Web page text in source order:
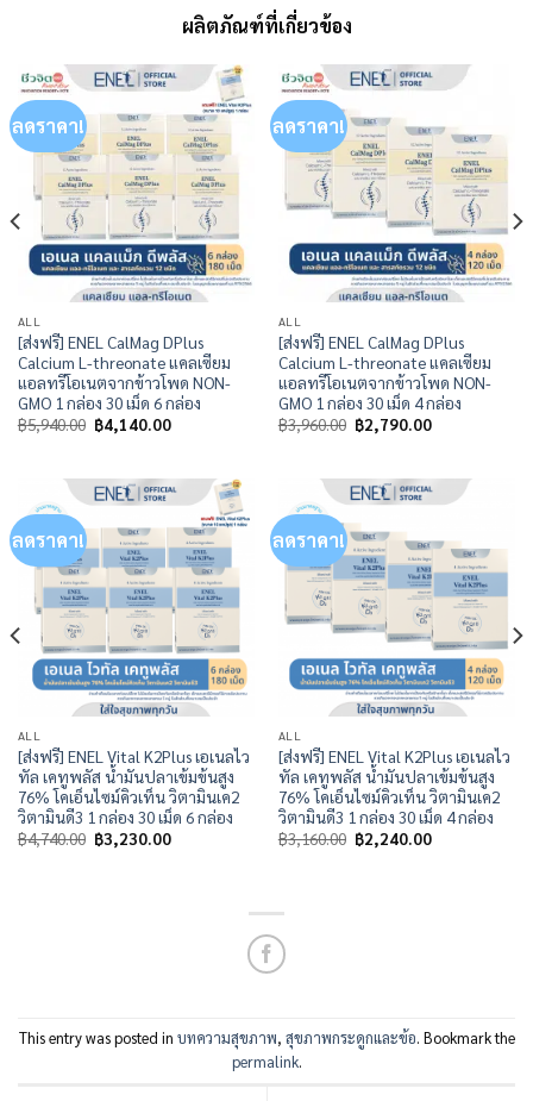
ผลิตภัณฑ์ที่เกี่ยวข้อง
ลดราคา!
ALL
[ส่งฟรี] ENEL CalMag DPlus
Calcium L-threonate แคลเซียม
แอลทรีโอเนตจากข้าวโพด NON-
GMO 1 กล่อง 30 เม็ด 6 กล่อง
฿5,940.00 Original
price
฿4,140.00Current
ลดราคา!
ALL
[ส่งฟรี] ENEL CalMag DPlus
Calcium L-threonate แคลเซียม
แอลทรีโอเนตจากข้าวโพด NON-
GMO 1 กล่อง 30 เม็ด 4 กล่อง
฿3,960.00 Original
price
฿2,790.00Current
ลดราคา!
ALL
[ส่งฟรี] ENEL Vital K2Plus เอเนลไว
ทัล เคทูพลัส น้ำมันปลาเข้มข้นสูง
76% โคเอ็นไซม์คิวเท็น วิตามินเค2
วิตามินดี3 1 กล่อง 30 เม็ด 6 กล่อง
฿4,740.00 Original
price
฿3,230.00Current
price
ลดราคา!
ALL
[ส่งฟรี] ENEL Vital K2Plus เอเนลไว
ทัล เคทูพลัส น้ำมันปลาเข้มข้นสูง
76% โคเอ็นไซม์คิวเท็น วิตามินเค2
วิตามินดี3 1 กล่อง 30 เม็ด 4 กล่อง
฿3,160.00 Original
price
฿2,240.00Current
price
This entry was posted in บทความสุขภาพ, สุขภาพกระดูกและข้อ. Bookmark the
permalink.